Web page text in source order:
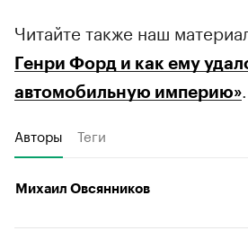
Читайте также наш
Генри Форд и как ему
автомобильную империю».
Авторы Теги
Михаил Овсянников